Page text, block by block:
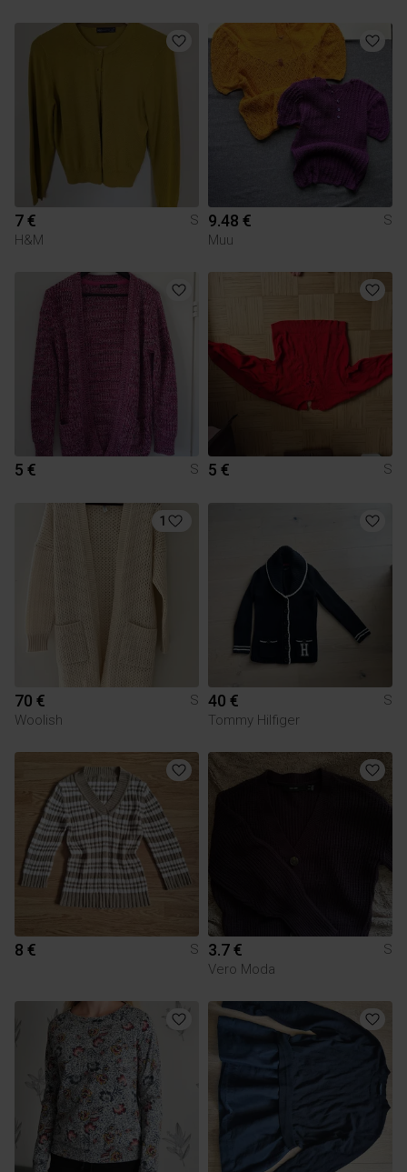
7 €
S
H&M
9.48 €
S
Muu
5 € S 5 € S
1
70 €
S
Woolish
40 €
S
Tommy Hilfiger
8 € S 3.7 €
S
Vero Moda